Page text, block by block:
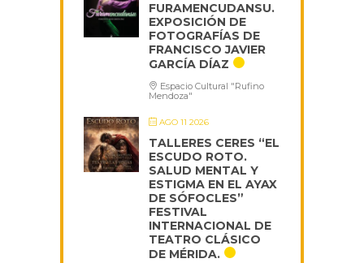
FURAMENCUDANSU.
EXPOSICIÓN DE
FOTOGRAFÍAS DE
FRANCISCO JAVIER
GARCÍA DÍAZ
Espacio Cultural "Rufino
Mendoza"
AGO 11 2026
TALLERES CERES “EL
ESCUDO ROTO.
SALUD MENTAL Y
ESTIGMA EN EL AYAX
DE SÓFOCLES”
FESTIVAL
INTERNACIONAL DE
TEATRO CLÁSICO
DE MÉRIDA.